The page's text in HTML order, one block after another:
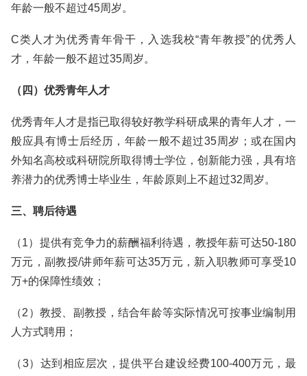
年龄一般不超过45周岁。
C类人才为优秀青年骨干，入选我校“青年教授”的优秀人
才，年龄一般不超过35周岁。
（四）优秀青年人才
优秀青年人才是指已取得较好教学科研成果的青年人才，一
般应具有博士后经历，年龄一般不超过35周岁；或在国内
外知名高校或科研院所取得博士学位，创新能力强，具有培
养潜力的优秀博士毕业生，年龄原则上不超过32周岁。
三、聘后待遇
（1）提供有竞争力的薪酬福利待遇，教授年薪可达50-180
万元，副教授/讲师年薪可达35万元，新入职教师可享受10
万+的保障性绩效；
（2）教授、副教授，结合年龄等实际情况可按事业编制用
人方式聘用；
（3）达到相应层次，提供平台建设经费100-400万元，最